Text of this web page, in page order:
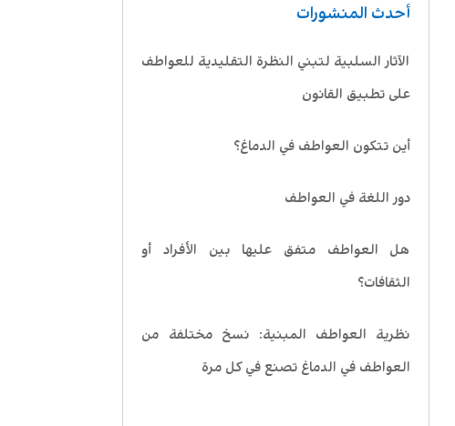
أحدث المنشورات
الآثار السلبية لتبني النظرة التقليدية للعواطف
على تطبيق القانون
أين تتكون العواطف في الدماغ؟
دور اللغة في العواطف
هل العواطف متفق عليها بين الأفراد أو
الثقافات؟
نظرية العواطف المبنية: نسخ مختلفة من
العواطف في الدماغ تصنع في كل مرة